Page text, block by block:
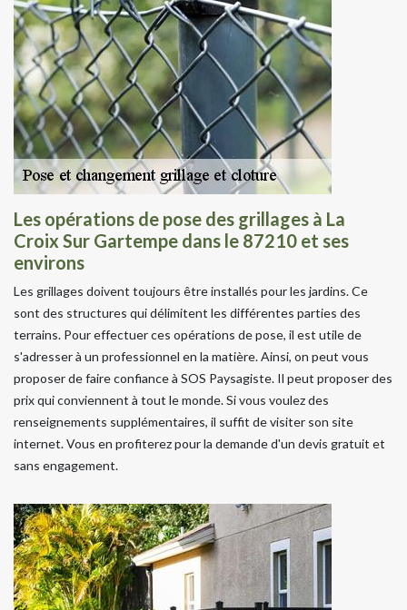
Les opérations de pose des grillages à La
Croix Sur Gartempe dans le 87210 et ses
environs
Les grillages doivent toujours être installés pour les jardins. Ce
sont des structures qui délimitent les différentes parties des
terrains. Pour effectuer ces opérations de pose, il est utile de
s'adresser à un professionnel en la matière. Ainsi, on peut vous
proposer de faire confiance à SOS Paysagiste. Il peut proposer des
prix qui conviennent à tout le monde. Si vous voulez des
renseignements supplémentaires, il suffit de visiter son site
internet. Vous en profiterez pour la demande d'un devis gratuit et
sans engagement.